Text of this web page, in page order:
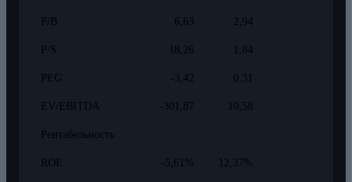
P/B 6,63 2,94
P/S 18,26 1,84
PEG -3,42 0,31
EV/EBITDA -301,87 10,58
Рентабельность
ROE -5,61% 12,37%